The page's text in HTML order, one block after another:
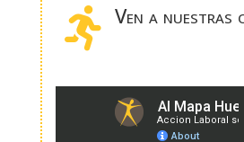
 Ven a nuestras